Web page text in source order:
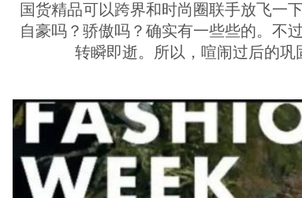
国货精品可以跨界和时尚圈联手放飞一
自豪吗？骄傲吗？确实有一些些的。不
转瞬即逝。所以，喧闹过后的巩